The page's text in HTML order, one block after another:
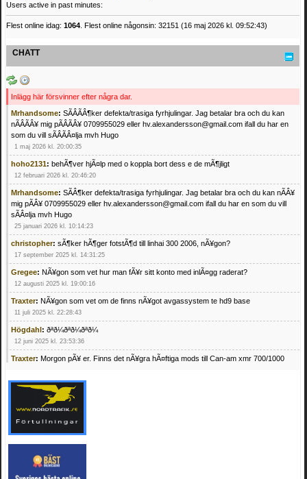
Users active in past minutes:
Flest online idag: 1064 . Flest online någonsin: 32151 (16 maj 2026 kl. 09:52:43)
CHATT
Inlägg här försvinner efter några dar.
Mrhandsome: SÃÂÃÂ¶ker defekta/trasiga fyrhjulingar. Jag betalar bra och du kan
nÃÂÃÂ¥ mig pÃÂÃÂ¥ 0709955029 eller hv.alexandersson@gmail.com ifall du har en
som du vill sÃÂÃÂ¤lja mvh Hugo
1 maj 2026 kl. 20:00:35
hoho2131: behÃ¶ver hjÃ¤lp med o koppla bort dess e de mÃ¶jligt
12 februari 2026 kl. 20:46:20
Mrhandsome: SÃÂ¶ker defekta/trasiga fyrhjulingar. Jag betalar bra och du kan nÃÂ¥
mig pÃÂ¥ 0709955029 eller hv.alexandersson@gmail.com ifall du har en som du vill
sÃÂ¤lja mvh Hugo
25 januari 2026 kl. 10:14:23
christopher: sÃ¶ker hÃ¶ger fotstÃ¶d till linhai 300 2006, nÃ¥gon?
17 september 2025 kl. 14:31:25
Gregee: NÃ¥gon som vet hur man fÃ¥r sitt konto med inlÃ¤gg raderat?
12 augusti 2025 kl. 19:00:16
Traxter: NÃ¥gon som vet om de finns nÃ¥got avgassystem te hd9 base
11 juli 2025 kl. 22:28:43
Högdahl: ðªð¼ðªð¼ðªð¼
12 juni 2025 kl. 23:53:36
Traxter: Morgon pÃ¥ er. Finns det nÃ¥gra hÃ¤ftiga mods till Can-am xmr 700/1000
Mrhandsome:SÃ¶ker defekta/trasiga fyrhjulingar. Jag betalar bra och du kan nÃ¥ mig
pÃ¥ 0709955029 eller hv.alexandersson@gmail.com ifall du har en som du vill sÃ¤lja
mvh Hugo
21 februari 2025 kl. 09:25:52
Oscar5:NÃ¥gon som vet vad man kan begÃ¤ra fÃ¶r en Honda TRX 350 FE 2005
4 februari 2025 kl. 19:20:50